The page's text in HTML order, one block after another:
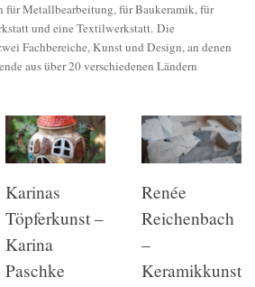
für Metallbearbeitung, für Baukeramik, für
und eine Textilwerkstatt. Die
Fachbereiche, Kunst und Design, an denen
aus über 20 verschiedenen Ländern
Karinas
Töpferkunst –
Karina
Paschke
Renée
Reichenbach
–
Keramikkunst